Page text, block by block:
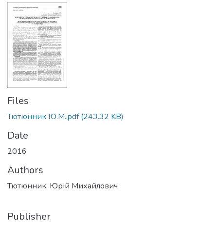
Files
Тютюнник Ю.М..pdf(243.32 KB)
Date
2016
Authors
Тютюнник, Юрій Михайлович
Publisher